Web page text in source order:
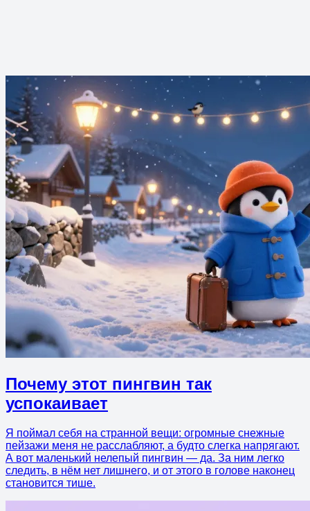
Почему этот пингвин так
успокаивает
Я поймал себя на странной вещи: огромные снежные
пейзажи меня не расслабляют, а будто слегка напрягают.
А вот маленький нелепый пингвин — да. За ним легко
следить, в нём нет лишнего, и от этого в голове наконец
становится тише.